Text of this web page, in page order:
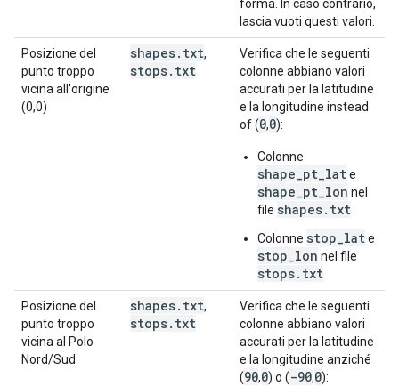
forma. In caso contrario,
lascia vuoti questi valori.
Posizione del
punto troppo
vicina all'origine
(0,0)
shapes. txt,
stops. txt
Verifica che le seguenti
colonne abbiano valori
accurati per la latitudine
e la longitudine instead
of (0,0):
Colonne
shape_pt_late
shape_pt_lon nel
file shapes.txt
Colonne stop_late
stop_lon nel file
stops.txt
Posizione del
punto troppo
vicina al Polo
Nord/Sud
shapes. txt,
stops. txt
Verifica che le seguenti
colonne abbiano valori
accurati per la latitudine
e la longitudine anziché
(90,0) o (-90,0):